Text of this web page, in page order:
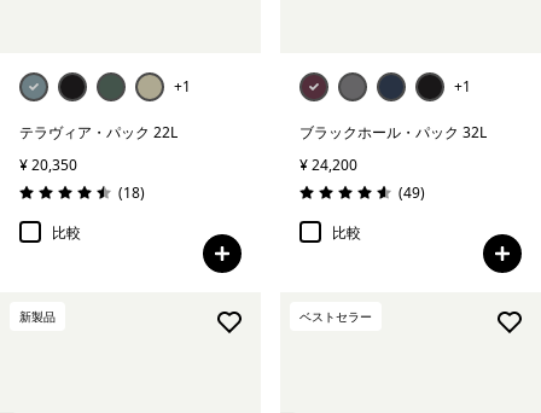
+1
テラヴィア・パック 22L
¥ 20,350
評価: 4.5 / 5
(18レビュー
)
比較
+1
ブラックホール・パック 32L
¥ 24,200
評価: 4.6 / 5
(49レビュー
)
比較
新製品 ベストセラー